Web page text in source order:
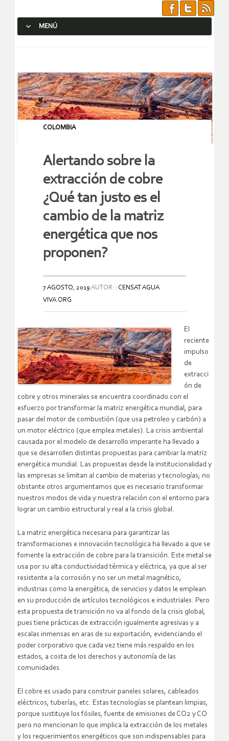
MENÚ
COLOMBIA
Alertando sobre la
extracción de cobre
¿Qué tan justo es el
cambio de la matriz
energética que nos
proponen?
7 AGOSTO, 2019 AUTOR:
CENSAT AGUA
VIVA.ORG
El
reciente
impulso
de
extracci
ón de
cobre y otros minerales se encuentra coordinado con el
esfuerzo por transformar la matriz energética mundial, para
pasar del motor de combustión (que usa petroleo y carbón) a
un motor eléctrico (que emplea metales). La crisis ambiental
causada por el modelo de desarrollo imperante ha llevado a
que se desarrollen distintas propuestas para cambiar la matriz
energética mundial. Las propuestas desde la institucionalidad y
las empresas se limitan al cambio de materias y tecnologías; no
obstante otros argumentamos que es necesario transformar
nuestros modos de vida y nuestra relación con el entorno para
lograr un cambio estructural y real a la crisis global.
La matriz energética necesaria para garantizar las
transformaciones e innovación tecnológica ha llevado a que se
fomente la extracción de cobre para la transición. Este metal se
usa por su alta conductividad térmica y eléctrica, ya que al ser
resistente a la corrosión y no ser un metal magnético,
industrias como la energética, de servicios y datos le emplean
en su producción de artículos tecnológicos e industriales. Pero
esta propuesta de transición no va al fondo de la crisis global,
pues tiene prácticas de extracción igualmente agresivas y a
escalas inmensas en aras de su exportación, evidenciando el
poder corporativo que cada vez tiene más respaldo en los
estados, a costa de los derechos y autonomía de las
comunidades.
El cobre es usado para construir paneles solares, cableados
eléctricos, tuberías, etc. Estas tecnologías se plantean limpias,
porque sustituye los fósiles, fuente de emisiones de CO2 y CO
pero no mencionan lo que implica la extracción de los metales
y los requerimientos energéticos que son indispensables para